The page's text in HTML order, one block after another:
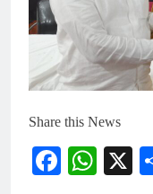
Share this News
X